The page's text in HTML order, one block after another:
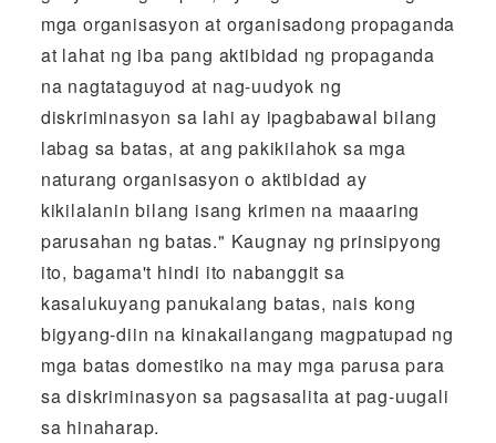
mga organisasyon at organisadong propaganda
at lahat ng iba pang aktibidad ng propaganda
na nagtataguyod at nag-uudyok ng
diskriminasyon sa lahi ay ipagbabawal bilang
labag sa batas, at ang pakikilahok sa mga
naturang organisasyon o aktibidad ay
kikilalanin bilang isang krimen na maaaring
parusahan ng batas." Kaugnay ng prinsipyong
ito, bagama't hindi ito nabanggit sa
kasalukuyang panukalang batas, nais kong
bigyang-diin na kinakailangang magpatupad ng
mga batas domestiko na may mga parusa para
sa diskriminasyon sa pagsasalita at pag-uugali
sa hinaharap.